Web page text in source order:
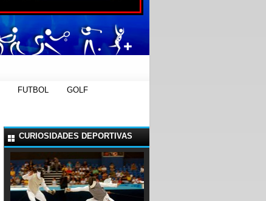
FUTBOL GOLF
CURIOSIDADES DEPORTIVAS